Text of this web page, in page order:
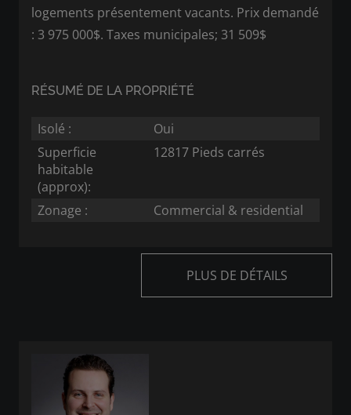
logements présentement vacants. Prix demandé
: 3 975 000$. Taxes municipales; 31 509$
RÉSUMÉ DE LA PROPRIÉTÉ
Isolé :
Oui
Superficie
habitable
(approx):
12817 Pieds carrés
Zonage : Commercial & residential
PLUS DE DÉTAILS